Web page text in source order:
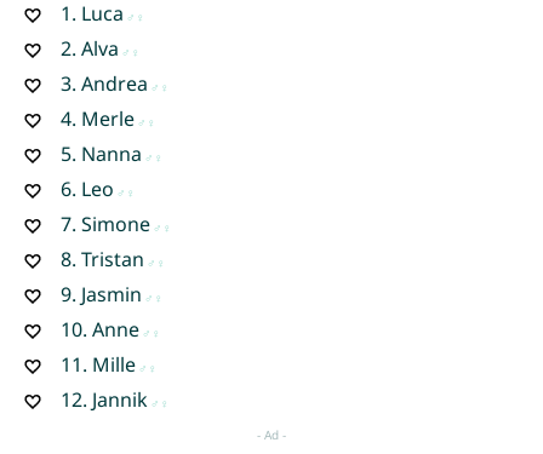
1. Luca
2. Alva
3. Andrea
4. Merle
5. Nanna
6. Leo
7. Simone
8. Tristan
9. Jasmin
10. Anne
11. Mille
12. Jannik